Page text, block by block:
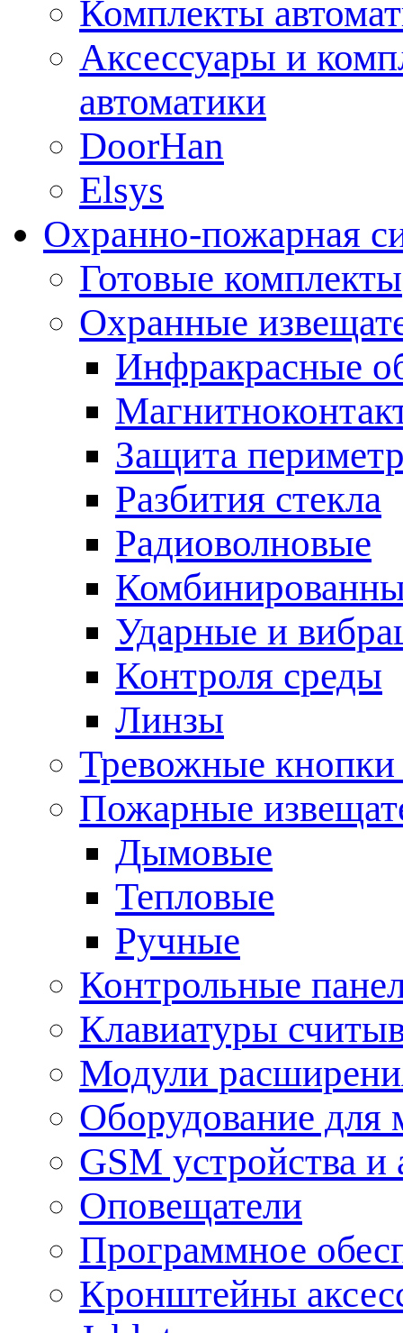
Комплекты
Аксессуары и
автоматики
DoorHan
Elsys
Охранно-пожарная
Готовые комплекты
Охранные
Инфракрасные
Защита
Разбития стекла
Радиоволновые
Ударные и
Контроля среды
Линзы
Тревожные кнопки
Пожарные
Дымовые
Тепловые
Ручные
Контрольные
Клавиатуры
Модули
Оборудование для
GSM устройства и
Оповещатели
Программное
Кронштейны